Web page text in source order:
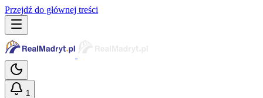
Przejdź do głównej treści
1